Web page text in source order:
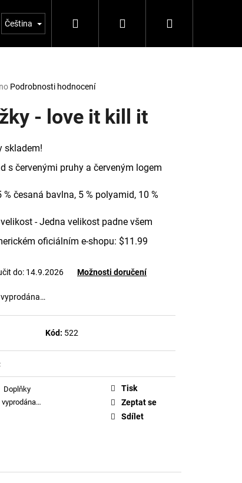
Blog 5%
Čeština Hledat PřihlášeníNákupní
Podrobnosti hodnocení
- love it kill it
skladem!
s červenými pruhy a červeným logem
% česaná bavlna, 5 % polyamid, 10 %
- Jedna velikost padne všem
oficiálním e-shopu: $11.99
do: 14.9.2026 Možnosti doručení
Kód: 522
Doplňky
vyprodána…
Tisk
Zeptat se
Sdílet
(LIMITKA)